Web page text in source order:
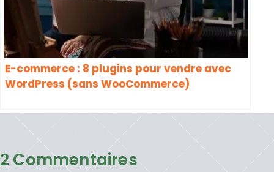
E-commerce : 8 plugins pour vendre avec
WordPress (sans WooCommerce)
2 Commentaires